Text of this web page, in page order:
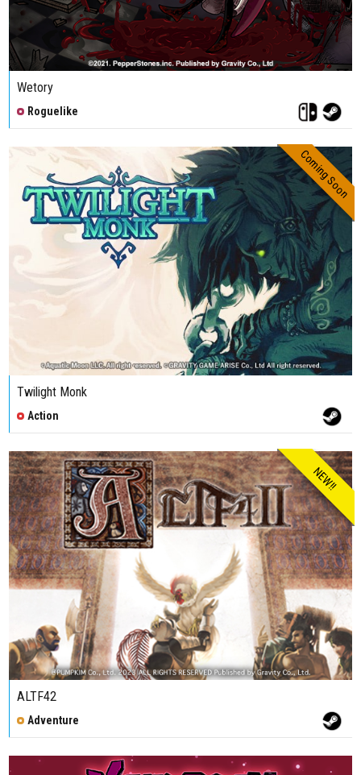
Wetory
Roguelike
Coming Soon
Twilight Monk
Action
NEW!!
ALTF42
Adventure